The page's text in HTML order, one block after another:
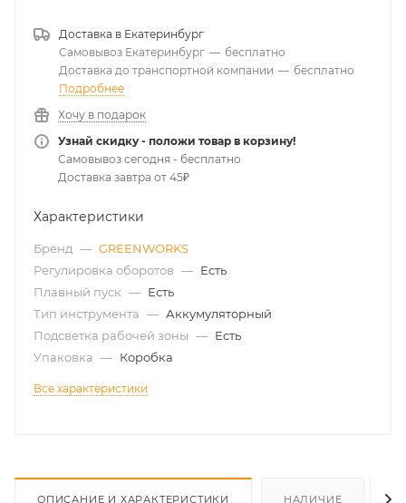
Доставка в Екатеринбург
Самовывоз Екатеринбург — бесплатно
Доставка до транспортной компании — бесплатно
Подробнее
Хочу в подарок
Узнай скидку - положи товар в корзину!
Самовывоз сегодня - бесплатно
Доставка завтра от 45₽
Характеристики
Бренд — GREENWORKS
Регулировка оборотов — Есть
Плавный пуск — Есть
Тип инструмента — Аккумуляторный
Подсветка рабочей зоны — Есть
Упаковка — Коробка
Все характеристики
ОПИСАНИЕ И ХАРАКТЕРИСТИКИ НАЛИЧИЕ